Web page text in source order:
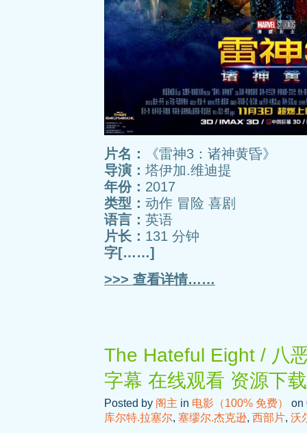
片名：
《雷神3：诸神黄昏》
导演： 塔伊加.维迪提
年份： 2017
类型： 动作 冒险 喜剧
语言： 英语
片长： 131 分钟
字[……]
>>> 查看详情……
The Hateful Eight / 八
字幕 在线观看 资源下载
Posted by 阁主 in 电影（100% 免费）
on
库尔特.拉塞尔, 塞缪尔.杰克逊, 西部片, 沃